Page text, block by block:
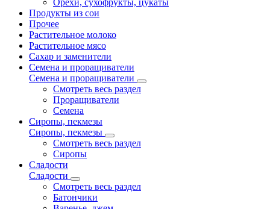
Орехи, сухофрукты, цукаты
Продукты из сои
Прочее
Растительное молоко
Растительное мясо
Сахар и заменители
Семена и проращиватели
Семена и проращиватели
Смотреть весь раздел
Проращиватели
Семена
Сиропы, пекмезы
Сиропы, пекмезы
Смотреть весь раздел
Сиропы
Сладости
Сладости
Смотреть весь раздел
Батончики